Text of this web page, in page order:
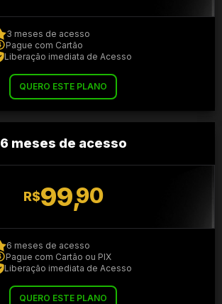
3 meses de acesso
Pague com Cartão
Liberação imediata de Acesso
QUERO ESTE PLANO
6 meses de acesso
R$99,90
6 meses de acesso
Pague com Cartão ou PIX
Liberação imediata de Acesso
QUERO ESTE PLANO